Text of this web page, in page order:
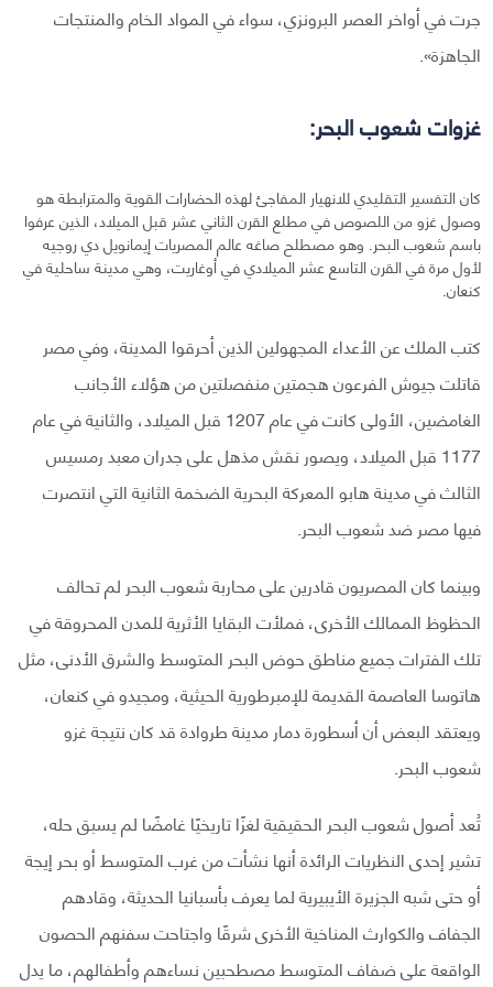
جرت في أواخر العصر البرونزي، سواء في المواد الخام والمنتجات
الجاهزة».
غزوات شعوب البحر:
كان التفسير التقليدي للانهيار المفاجئ لهذه الحضارات القوية والمترابطة هو
وصول غزو من اللصوص في مطلع القرن الثاني عشر قبل الميلاد، الذين عرفوا
باسم شعوب البحر. وهو مصطلح صاغه عالم المصريات إيمانويل دي روجيه
لأول مرة في القرن التاسع عشر الميلادي في أوغاريت، وهي مدينة ساحلية في
كنعان.
كتب الملك عن الأعداء المجهولين الذين أحرقوا المدينة، وفي مصر
قاتلت جيوش الفرعون هجمتين منفصلتين من هؤلاء الأجانب
الغامضين، الأولى كانت في عام 1207 قبل الميلاد، والثانية في عام
1177 قبل الميلاد، ويصور نقش مذهل على جدران معبد رمسيس
الثالث في مدينة هابو المعركة البحرية الضخمة الثانية التي انتصرت
فيها مصر ضد شعوب البحر.
وبينما كان المصريون قادرين على محاربة شعوب البحر لم تحالف
الحظوظ الممالك الأخرى، فملأت البقايا الأثرية للمدن المحروقة في
تلك الفترات جميع مناطق حوض البحر المتوسط والشرق الأدنى، مثل
هاتوسا العاصمة القديمة للإمبرطورية الحيثية، ومجيدو في كنعان،
ويعتقد البعض أن أسطورة دمار مدينة طروادة قد كان نتيجة غزو
شعوب البحر.
تُعد أصول شعوب البحر الحقيقية لغزًا تاريخيًا غامضًا لم يسبق حله،
تشير إحدى النظريات الرائدة أنها نشأت من غرب المتوسط أو بحر إيجة
أو حتى شبه الجزيرة الأيبيرية لما يعرف بأسبانيا الحديثة، وقادهم
الجفاف والكوارث المناخية الأخرى شرقًا واجتاحت سفنهم الحصون
الواقعة على ضفاف المتوسط مصطحبين نساءهم وأطفالهم، ما يدل